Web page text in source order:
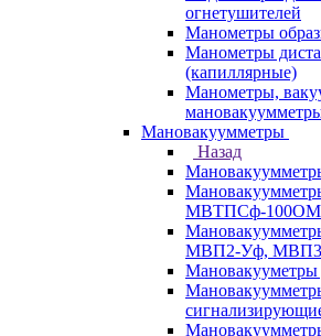
огнетушителей
Манометры
Манометры
(капиллярные)
Манометры,
Мановакуумметры
Назад
МВТПСф-
МВП2-Уф,